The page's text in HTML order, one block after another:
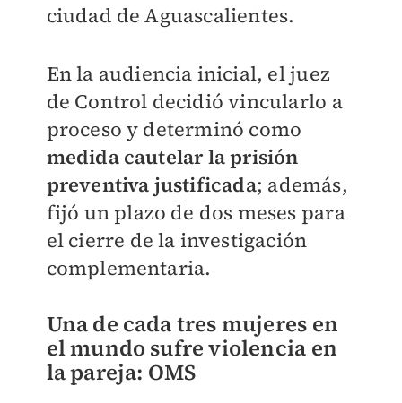
ciudad de Aguascalientes.
En la audiencia inicial, el juez
de Control decidió vincularlo a
proceso y determinó como
medida cautelar la prisión
preventiva justificada; además,
fijó un plazo de dos meses para
el cierre de la investigación
complementaria.
Una de cada tres mujeres en
el mundo sufre violencia en
la pareja: OMS